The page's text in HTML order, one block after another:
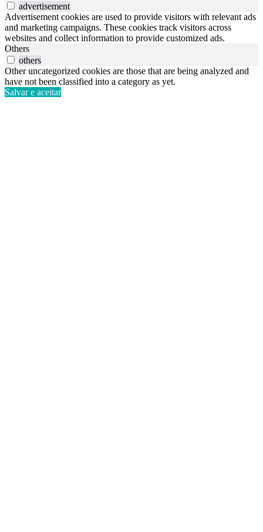
advertisement
Advertisement cookies are used to provide visitors with relevant ads
and marketing campaigns. These cookies track visitors across
websites and collect information to provide customized ads.
Others
others
Other uncategorized cookies are those that are being analyzed and
have not been classified into a category as yet.
Salvar e aceitar